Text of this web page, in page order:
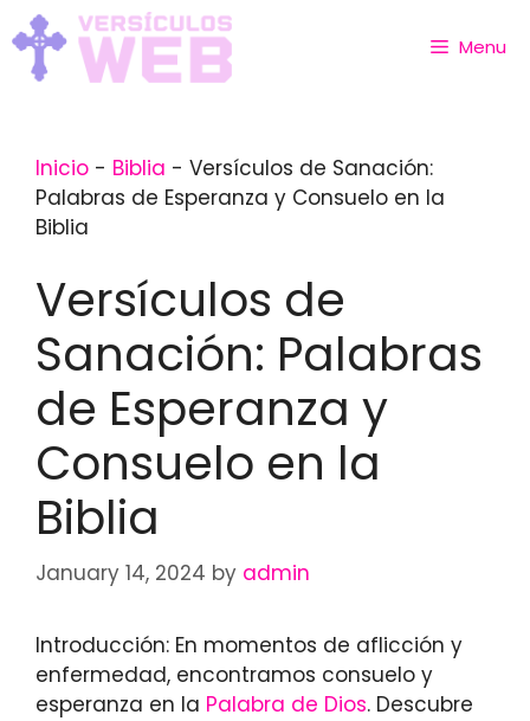
Skip
to
content
Menu
Inicio - Biblia - Versículos de Sanación:
Palabras de Esperanza y Consuelo en la
Biblia
Versículos de
Sanación: Palabras
de Esperanza y
Consuelo en la
Biblia
January 14, 2024 by admin
Introducción: En momentos de aflicción y
enfermedad, encontramos consuelo y
esperanza en la Palabra de Dios. Descubre